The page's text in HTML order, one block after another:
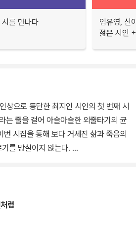
를 만나다
임유영, 신
젊은 시인
상으로 등단한 최지인 시인의 첫 번째 시
는 줄을 걸어 아슬아슬한 외줄타기의 균
번 시집을 통해 보다 거세진 삶과 죽음의
를 망설이지 않는다.
그렇기에 최지인이 그리는 청년 세대의
운동이나 세월호를 상기시키는 시대
은 시인의 정제된 언어는 삶과 죽음, 개인
과 애틋한 기쁨을 표현해 낸다.
럼